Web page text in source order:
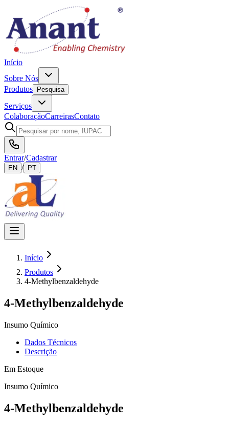
Início
Sobre Nós
Produtos
Pesquisa
Serviços
ColaboraçãoCarreirasContato
Entrar/Cadastrar
EN / PT
Início
Produtos
4-Methylbenzaldehyde
4-Methylbenzaldehyde
Insumo Químico
Dados Técnicos
Descrição
Em Estoque
Insumo Químico
4-Methylbenzaldehyde